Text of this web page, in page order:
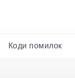
Коди помилок